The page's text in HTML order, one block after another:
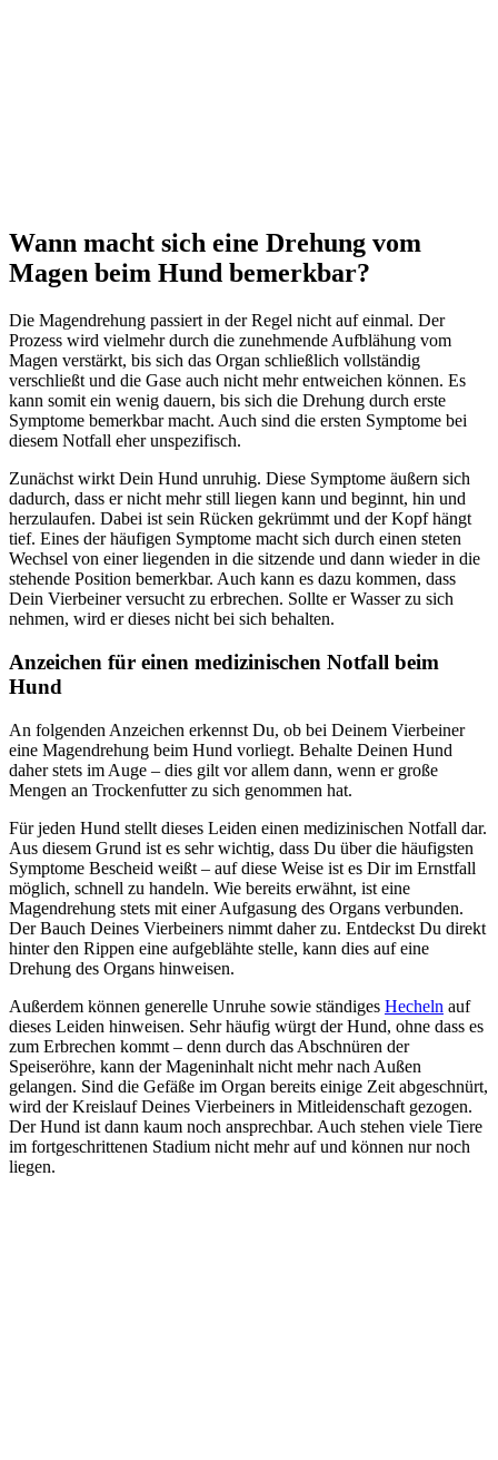
Wann macht sich eine Drehung vom
Magen beim Hund bemerkbar?
Die Magendrehung passiert in der Regel nicht auf einmal. Der
Prozess wird vielmehr durch die zunehmende Aufblähung vom
Magen verstärkt, bis sich das Organ schließlich vollständig
verschließt und die Gase auch nicht mehr entweichen können. Es
kann somit ein wenig dauern, bis sich die Drehung durch erste
Symptome bemerkbar macht. Auch sind die ersten Symptome bei
diesem Notfall eher unspezifisch.
Zunächst wirkt Dein Hund unruhig. Diese Symptome äußern sich
dadurch, dass er nicht mehr still liegen kann und beginnt, hin und
herzulaufen. Dabei ist sein Rücken gekrümmt und der Kopf hängt
tief. Eines der häufigen Symptome macht sich durch einen steten
Wechsel von einer liegenden in die sitzende und dann wieder in die
stehende Position bemerkbar. Auch kann es dazu kommen, dass
Dein Vierbeiner versucht zu erbrechen. Sollte er Wasser zu sich
nehmen, wird er dieses nicht bei sich behalten.
Anzeichen für einen medizinischen Notfall beim
Hund
An folgenden Anzeichen erkennst Du, ob bei Deinem Vierbeiner
eine Magendrehung beim Hund vorliegt. Behalte Deinen Hund
daher stets im Auge – dies gilt vor allem dann, wenn er große
Mengen an Trockenfutter zu sich genommen hat.
Für jeden Hund stellt dieses Leiden einen medizinischen Notfall dar.
Aus diesem Grund ist es sehr wichtig, dass Du über die häufigsten
Symptome Bescheid weißt – auf diese Weise ist es Dir im Ernstfall
möglich, schnell zu handeln. Wie bereits erwähnt, ist eine
Magendrehung stets mit einer Aufgasung des Organs verbunden.
Der Bauch Deines Vierbeiners nimmt daher zu. Entdeckst Du direkt
hinter den Rippen eine aufgeblähte stelle, kann dies auf eine
Drehung des Organs hinweisen.
Außerdem können generelle Unruhe sowie ständiges Hecheln auf
dieses Leiden hinweisen. Sehr häufig würgt der Hund, ohne dass es
zum Erbrechen kommt – denn durch das Abschnüren der
Speiseröhre, kann der Mageninhalt nicht mehr nach Außen
gelangen. Sind die Gefäße im Organ bereits einige Zeit abgeschnürt,
wird der Kreislauf Deines Vierbeiners in Mitleidenschaft gezogen.
Der Hund ist dann kaum noch ansprechbar. Auch stehen viele Tiere
im fortgeschrittenen Stadium nicht mehr auf und können nur noch
liegen.